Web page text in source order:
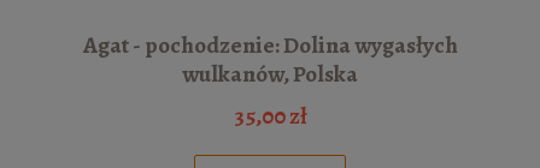
Agat - pochodzenie: Dolina wygasłych
wulkanów, Polska
35,00 zł